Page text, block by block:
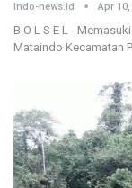
Indo-news.id Apr 10,
B O L S E L -
Mataindo Kecamatan